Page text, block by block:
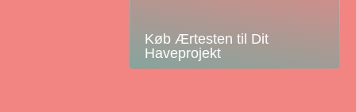
Køb Ærtesten til Dit
Haveprojekt